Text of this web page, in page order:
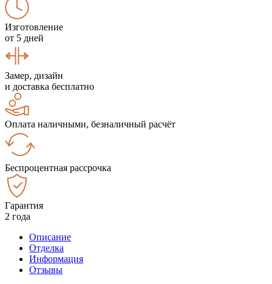
Изготовление
от 5 дней
Замер, дизайн
и доставка бесплатно
Оплата наличными, безналичный расчёт
Беспроцентная рассрочка
Гарантия
2 года
Описание
Отделка
Информация
Отзывы